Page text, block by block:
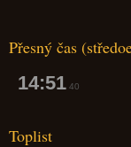
Přesný čas
14:51 41
Toplist